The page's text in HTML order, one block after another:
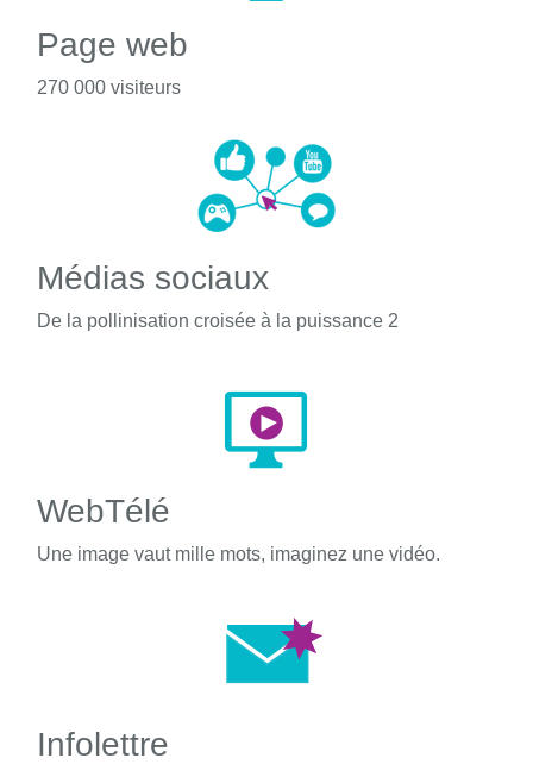
Page web
270 000 visiteurs
Médias sociaux
De la pollinisation croisée à la puissance 2
WebTélé
Une image vaut mille mots, imaginez une vidéo.
Infolettre